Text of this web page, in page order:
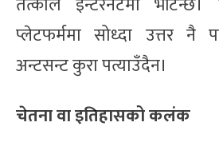
प्लेटफर्ममा सोध्दा उत्तर नै
अन्टसन्ट कुरा पत्याउँदैन।
चेतना वा इतिहासको कलंक